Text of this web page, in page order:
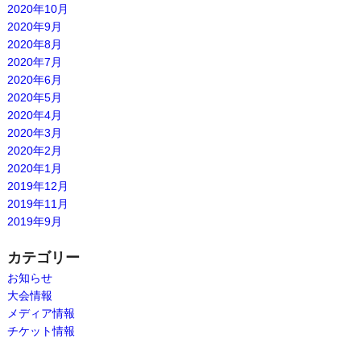
2020年10月
2020年9月
2020年8月
2020年7月
2020年6月
2020年5月
2020年4月
2020年3月
2020年2月
2020年1月
2019年12月
2019年11月
2019年9月
カテゴリー
お知らせ
大会情報
メディア情報
チケット情報